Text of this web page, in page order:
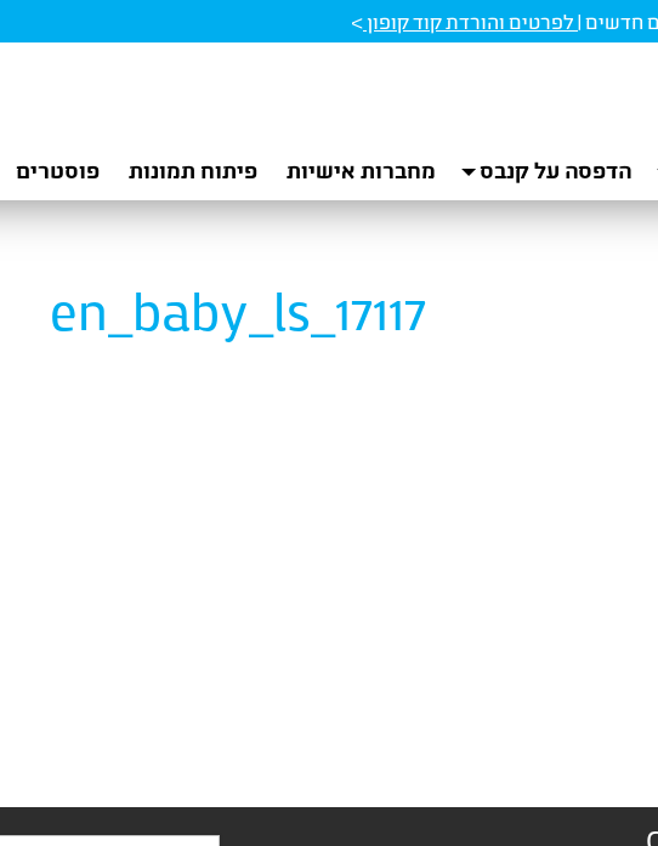
לפרטים והורדת קוד קופון>
הדפסה על קנבס מחברות אישיות פיתוח תמונות פוסטרים
en_baby_ls_17117